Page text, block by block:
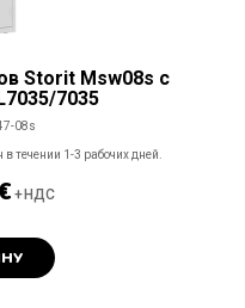
Storit Msw08s с
7035
08s
течении 1-3 рабочих дней.
+НДС